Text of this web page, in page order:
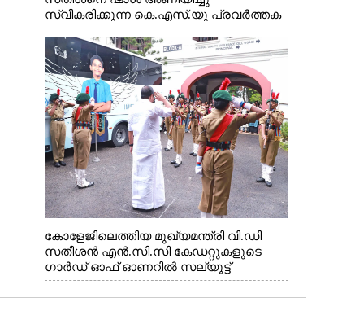
സ്വീകരിക്കുന്ന കെ.എസ്.യു പ്രവർത്തക
കോളേജിലെത്തിയ മുഖ്യമന്ത്രി വി.ഡി
സതീശൻ എൻ.സി.സി കേഡറ്റുകളുടെ
ഗാർഡ് ഓഫ് ഓണറിൽ സല്യൂട്ട്
നൽകുന്നു